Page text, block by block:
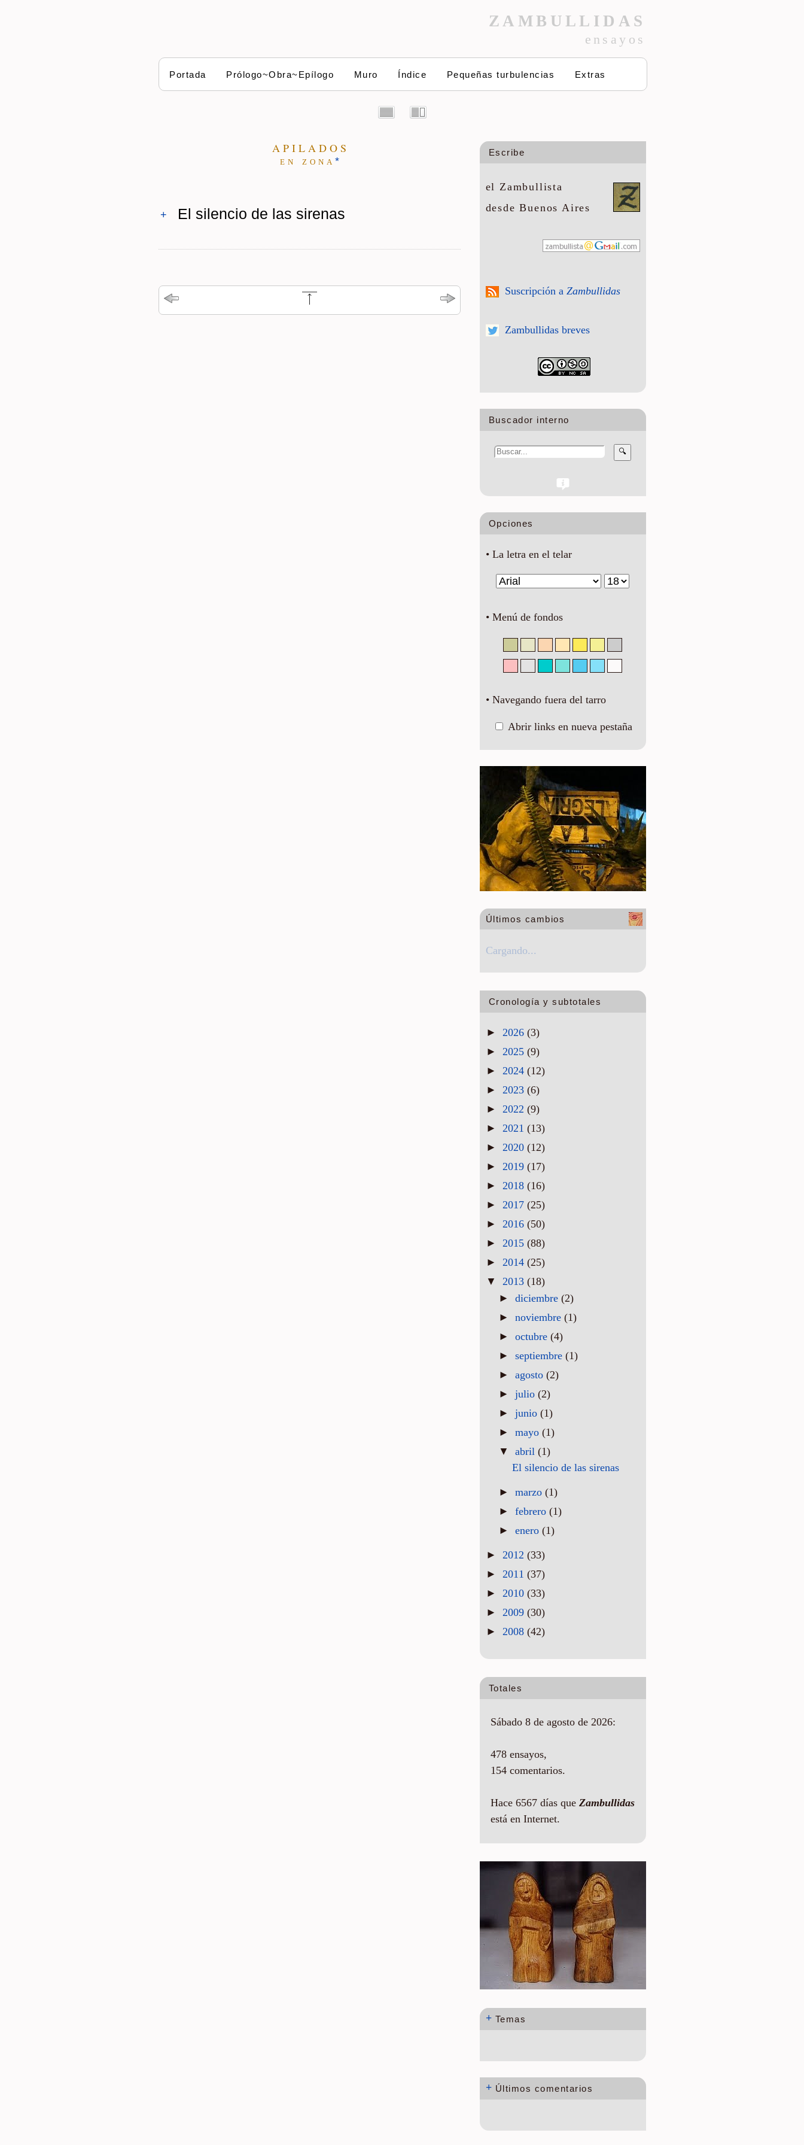
ZAMBULLIDAS
ensayos
Portada Prólogo~Obra~Epílogo Muro Índice Pequeñas turbulencias Extras
A P I L A D O S
e n z o n a *
+ El silencio de las sirenas
Escribe
el Zambullista
desde Buenos Aires
Suscripción a Zambullidas
Zambullidas breves
Buscador interno
🔍
Opciones
• La letra en el telar
• Menú de fondos
• Navegando fuera del tarro
Abrir links en nueva pestaña
Últimos cambios
Cargando...
Cronología y subtotales
► 2026 (3)
► 2025 (9)
► 2024 (12)
► 2023 (6)
► 2022 (9)
► 2021 (13)
► 2020 (12)
► 2019 (17)
► 2018 (16)
► 2017 (25)
► 2016 (50)
► 2015 (88)
► 2014 (25)
▼ 2013 (18)
►diciembre(2)
►noviembre(1)
►octubre(4)
►septiembre(1)
►agosto(2)
►julio(2)
►junio(1)
►mayo(1)
▼abril(1)
El silencio de las sirenas
►marzo(1)
►febrero(1)
►enero(1)
► 2012 (33)
► 2011 (37)
► 2010 (33)
► 2009 (30)
► 2008 (42)
Totales
Sábado 8 de agosto de 2026:
478 ensayos,
154 comentarios.
Hace 6567 días que Zambullidas
está en Internet.
+ Temas
+ Últimos comentarios